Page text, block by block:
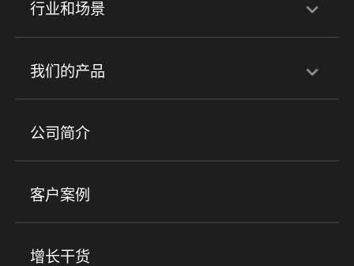
行业和场景
行业解决方案
培训机构 职业技能培训 兴趣培训
金融行业
心理机构
我们的产品
产品
小程序商城 ERP 企微SCRM
社群圈子
公司简介
客户案例
增长干货